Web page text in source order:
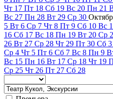
Чт 17 Пт 18 Сб 19 Вс 20 Пн 21
Вс 27 Пн 28 Вт 29 Ср 30
5 Вт 6 Ср 7 Чт 8 Пт 9 Сб 10 Вс
16 Сб 17 Вс 18 Пн 19 Вт 20 Ср
26 Вт 27 Ср 28 Чт 29 Пт 30 Сб
Ср 4 Чт 5 Пт 6 Сб 7 Вс 8 Пн 9
Вс 15 Пн 16 Вт 17 Ср 18 Чт 19
Ср 25 Чт 26 Пт 27 Сб 28